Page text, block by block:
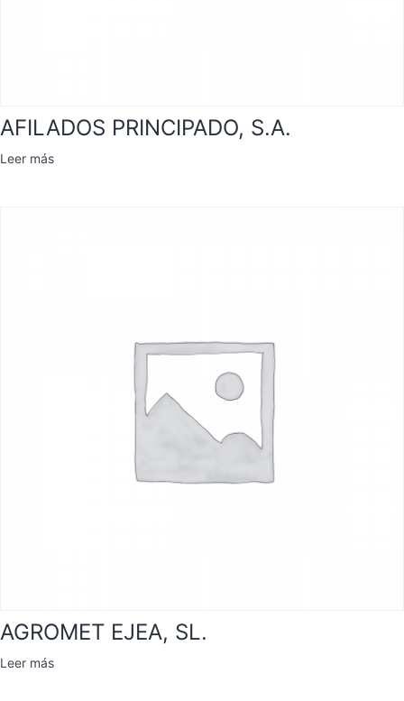
AFILADOS PRINCIPADO, S.A.
Leer más
AGROMET EJEA, SL.
Leer más